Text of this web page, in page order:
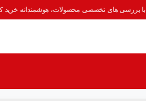
با بررسی های تخصصی محصولات، هوشمندانه خرید